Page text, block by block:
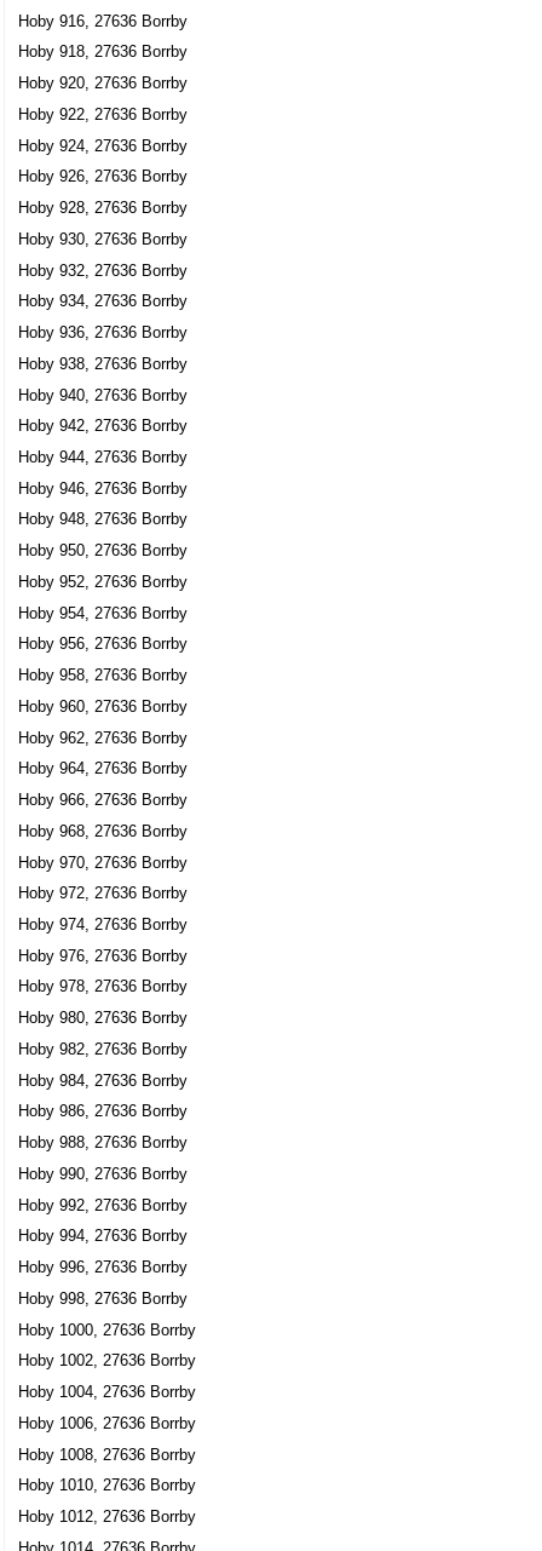
Hoby 916, 27636 Borrby
Hoby 918, 27636 Borrby
Hoby 920, 27636 Borrby
Hoby 922, 27636 Borrby
Hoby 924, 27636 Borrby
Hoby 926, 27636 Borrby
Hoby 928, 27636 Borrby
Hoby 930, 27636 Borrby
Hoby 932, 27636 Borrby
Hoby 934, 27636 Borrby
Hoby 936, 27636 Borrby
Hoby 938, 27636 Borrby
Hoby 940, 27636 Borrby
Hoby 942, 27636 Borrby
Hoby 944, 27636 Borrby
Hoby 946, 27636 Borrby
Hoby 948, 27636 Borrby
Hoby 950, 27636 Borrby
Hoby 952, 27636 Borrby
Hoby 954, 27636 Borrby
Hoby 956, 27636 Borrby
Hoby 958, 27636 Borrby
Hoby 960, 27636 Borrby
Hoby 962, 27636 Borrby
Hoby 964, 27636 Borrby
Hoby 966, 27636 Borrby
Hoby 968, 27636 Borrby
Hoby 970, 27636 Borrby
Hoby 972, 27636 Borrby
Hoby 974, 27636 Borrby
Hoby 976, 27636 Borrby
Hoby 978, 27636 Borrby
Hoby 980, 27636 Borrby
Hoby 982, 27636 Borrby
Hoby 984, 27636 Borrby
Hoby 986, 27636 Borrby
Hoby 988, 27636 Borrby
Hoby 990, 27636 Borrby
Hoby 992, 27636 Borrby
Hoby 994, 27636 Borrby
Hoby 996, 27636 Borrby
Hoby 998, 27636 Borrby
Hoby 1000, 27636 Borrby
Hoby 1002, 27636 Borrby
Hoby 1004, 27636 Borrby
Hoby 1006, 27636 Borrby
Hoby 1008, 27636 Borrby
Hoby 1010, 27636 Borrby
Hoby 1012, 27636 Borrby